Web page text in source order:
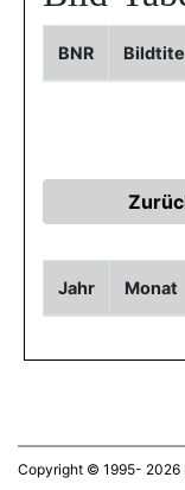
BNR
Jahr Monat
Copyright © 1995- 2026